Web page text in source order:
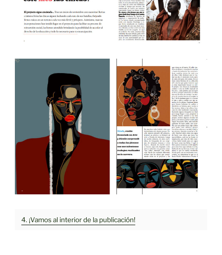
4. ¡Vamos al interior de la publicación!